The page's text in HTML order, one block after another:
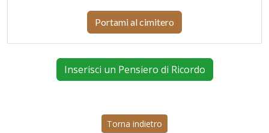
Portami al cimitero
Inserisci un Pensiero di Ricordo
Torna indietro